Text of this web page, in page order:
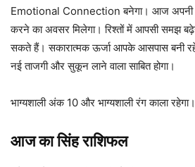
Emotional Connection बनेगा। आज अपनी
करने का अवसर मिलेगा। रिश्तों में आपसी समझ
सकते हैं। सकारात्मक ऊर्जा आपके आसपास बनी
नई ताजगी और सुकून लाने वाला साबित होगा।
भाग्यशाली अंक 10 और भाग्यशाली रंग काला रहेगा।
आज का सिंह राशिफल